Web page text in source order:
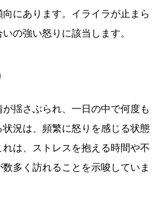
にあります。イライラが止まら
の強い怒りに該当します。
揺さぶられ、一日の中で何度も
況は、頻繁に怒りを感じる状態
は、ストレスを抱える時間や不
多く訪れることを示唆していま